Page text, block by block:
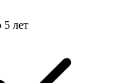
5 лет